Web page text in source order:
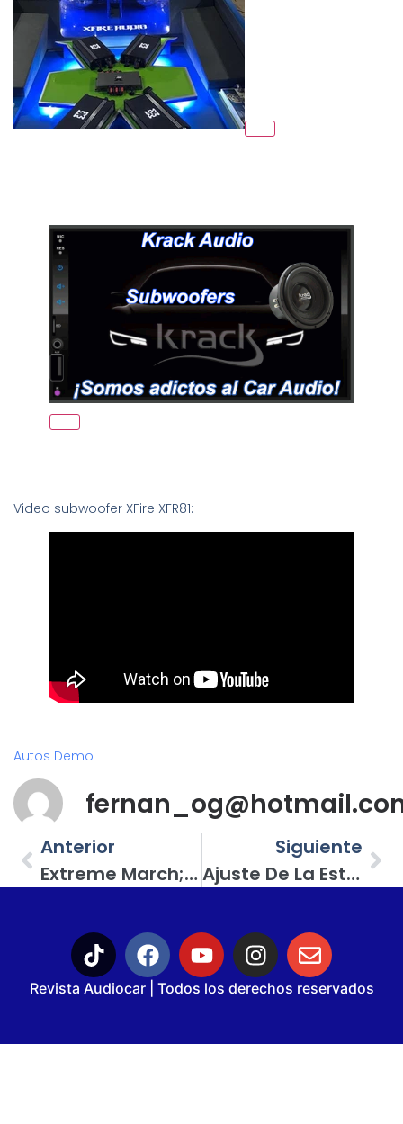
Video subwoofer XFire XFR81:
Autos Demo
Anterior
Extreme March; Proyecto Armado Para Competir En Open Show
Siguiente
Ajuste De La Estructura De Ganancias: Sólo Hay Un Punto Perfecto Para El Ajuste…
Revista Audiocar | Todos los derechos reservados